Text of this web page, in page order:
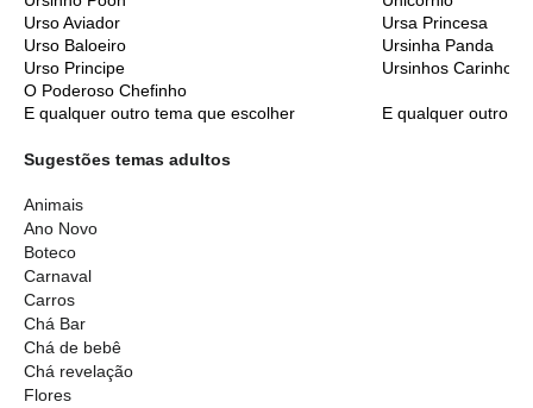
Urso Aviador
Ursa Princesa
Urso Baloeiro
Ursinha Panda
Urso Principe
Ursinhos
O Poderoso Chefinho
E qualquer outro tema que escolher
E qualquer outro
Sugestões temas adultos
Animais
Ano Novo
Boteco
Carnaval
Carros
Chá Bar
Chá de bebê
Chá revelação
Flores